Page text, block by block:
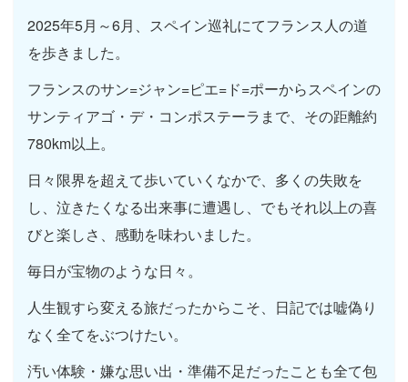
2025年5月～6月、スペイン巡礼にてフランス人の道
を歩きました。
フランスのサン=ジャン=ピエ=ド=ポーからスペインの
サンティアゴ・デ・コンポステーラまで、その距離約
780km以上。
日々限界を超えて歩いていくなかで、多くの失敗を
し、泣きたくなる出来事に遭遇し、でもそれ以上の喜
びと楽しさ、感動を味わいました。
毎日が宝物のような日々。
人生観すら変える旅だったからこそ、日記では嘘偽り
なく全てをぶつけたい。
汚い体験・嫌な思い出・準備不足だったことも全て包